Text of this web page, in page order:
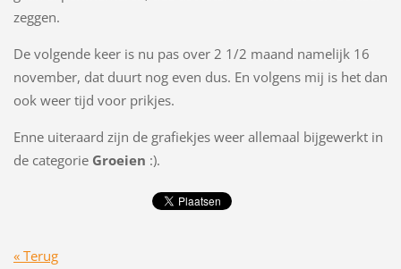
zeggen.
De volgende keer is nu pas over 2 1/2 maand namelijk 16
november, dat duurt nog even dus. En volgens mij is het dan
ook weer tijd voor prikjes.
Enne uiteraard zijn de grafiekjes weer allemaal bijgewerkt in
de categorie Groeien :).
« Terug